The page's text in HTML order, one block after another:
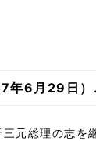
7年6月29日
元総理の志を